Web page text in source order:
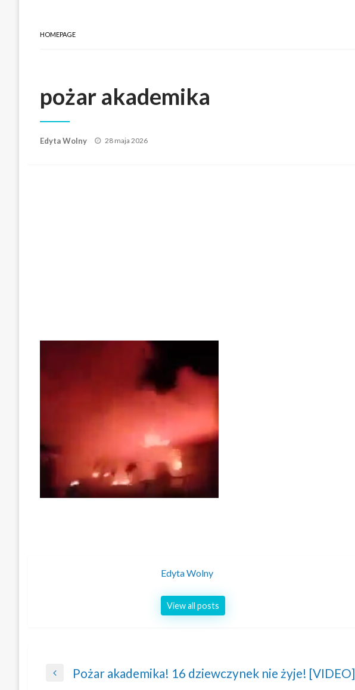
HOMEPAGE
pożar akademika
Edyta Wolny
Posted
28 maja 2026
Edyta Wolny
View all posts
Nawigacja
Previous
Pożar akademika! 16 dziewczynek nie żyje! [VIDEO]